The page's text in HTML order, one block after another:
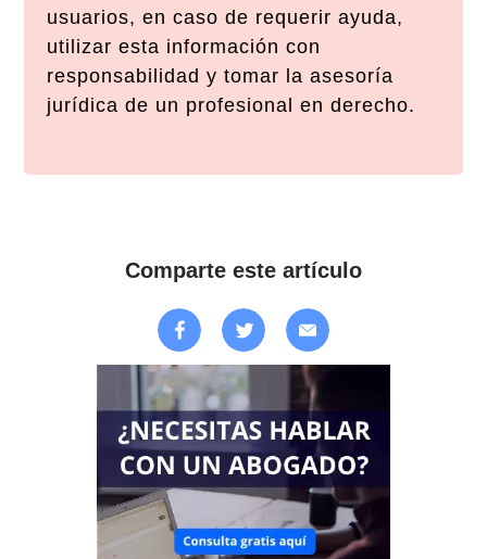
usuarios, en caso de requerir ayuda,
utilizar esta información con
responsabilidad y tomar la asesoría
jurídica de un profesional en derecho.
Comparte este artículo